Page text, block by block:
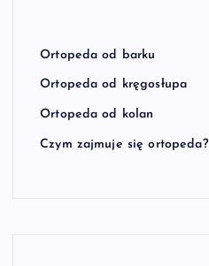
Ortopeda od barku
Ortopeda od kręgosłupa
Ortopeda od kolan
Czym zajmuje się ortopeda?